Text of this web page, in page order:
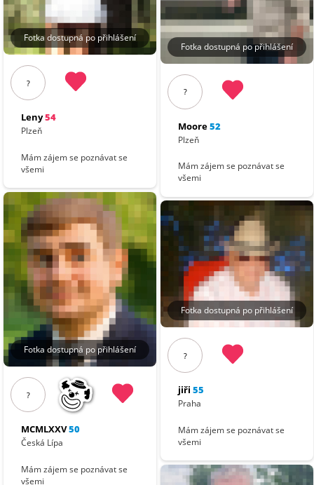
Fotka dostupná po přihlášení
?
Leny54
Plzeň
Mám zájem se poznávat se
všemi
Fotka dostupná po přihlášení
?
MCMLXXV50
Česká Lípa
Mám zájem se poznávat se
všemi
Fotka dostupná po přihlášení
?
Moore52
Plzeň
Mám zájem se poznávat se
všemi
Fotka dostupná po přihlášení
?
jiři 55
Praha
Mám zájem se poznávat se
všemi